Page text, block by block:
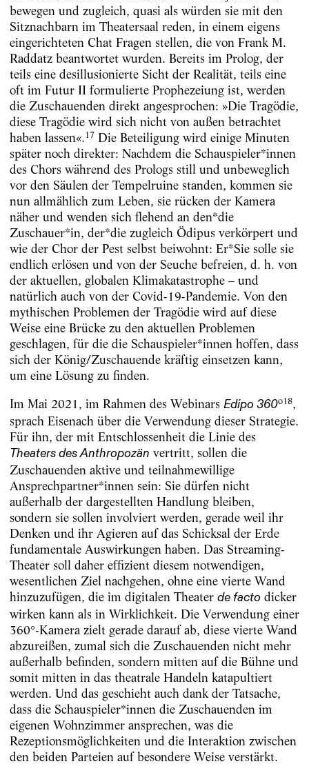
bewegen und zugleich, quasi als würden sie mit den
Sitznachbarn im Theatersaal reden, in einem eigens
eingerichteten Chat Fragen stellen, die von Frank M.
Raddatz beantwortet wurden. Bereits im Prolog, der
teils eine desillusionierte Sicht der Realität, teils eine
oft im Futur II formulierte Prophezeiung ist, werden
die Zuschauenden direkt angesprochen: »Die Tragödie,
diese Tragödie wird sich nicht von außen betrachtet
haben lassen«.17 Die Beteiligung wird einige Minuten
später noch direkter: Nachdem die Schauspieler*innen
des Chors während des Prologs still und unbeweglich
vor den Säulen der Tempelruine standen, kommen sie
nun allmählich zum Leben, sie rücken der Kamera
näher und wenden sich flehend an den*die
Zuschauer*in, der*die zugleich Ödipus verkörpert und
wie der Chor der Pest selbst beiwohnt: Er*Sie solle sie
endlich erlösen und von der Seuche befreien, d. h. von
der aktuellen, globalen Klimakatastrophe – und
natürlich auch von der Covid-19-Pandemie. Von den
mythischen Problemen der Tragödie wird auf diese
Weise eine Brücke zu den aktuellen Problemen
geschlagen, für die die Schauspieler*innen hoffen, dass
sich der König/Zuschauende kräftig einsetzen kann,
um eine Lösung zu finden.
Im Mai 2021, im Rahmen des Webinars Edipo 360o18,
sprach Eisenach über die Verwendung dieser Strategie.
Für ihn, der mit Entschlossenheit die Linie des
Theaters des Anthropozän vertritt, sollen die
Zuschauenden aktive und teilnahmewillige
Ansprechpartner*innen sein: Sie dürfen nicht
außerhalb der dargestellten Handlung bleiben,
sondern sie sollen involviert werden, gerade weil ihr
Denken und ihr Agieren auf das Schicksal der Erde
fundamentale Auswirkungen haben. Das Streaming-
Theater soll daher effizient diesem notwendigen,
wesentlichen Ziel nachgehen, ohne eine vierte Wand
hinzuzufügen, die im digitalen Theater de facto dicker
wirken kann als in Wirklichkeit. Die Verwendung einer
360°-Kamera zielt gerade darauf ab, diese vierte Wand
abzureißen, zumal sich die Zuschauenden nicht mehr
außerhalb befinden, sondern mitten auf die Bühne und
somit mitten in das theatrale Handeln katapultiert
werden. Und das geschieht auch dank der Tatsache,
dass die Schauspieler*innen die Zuschauenden im
eigenen Wohnzimmer ansprechen, was die
Rezeptionsmöglichkeiten und die Interaktion zwischen
den beiden Parteien auf besondere Weise verstärkt.